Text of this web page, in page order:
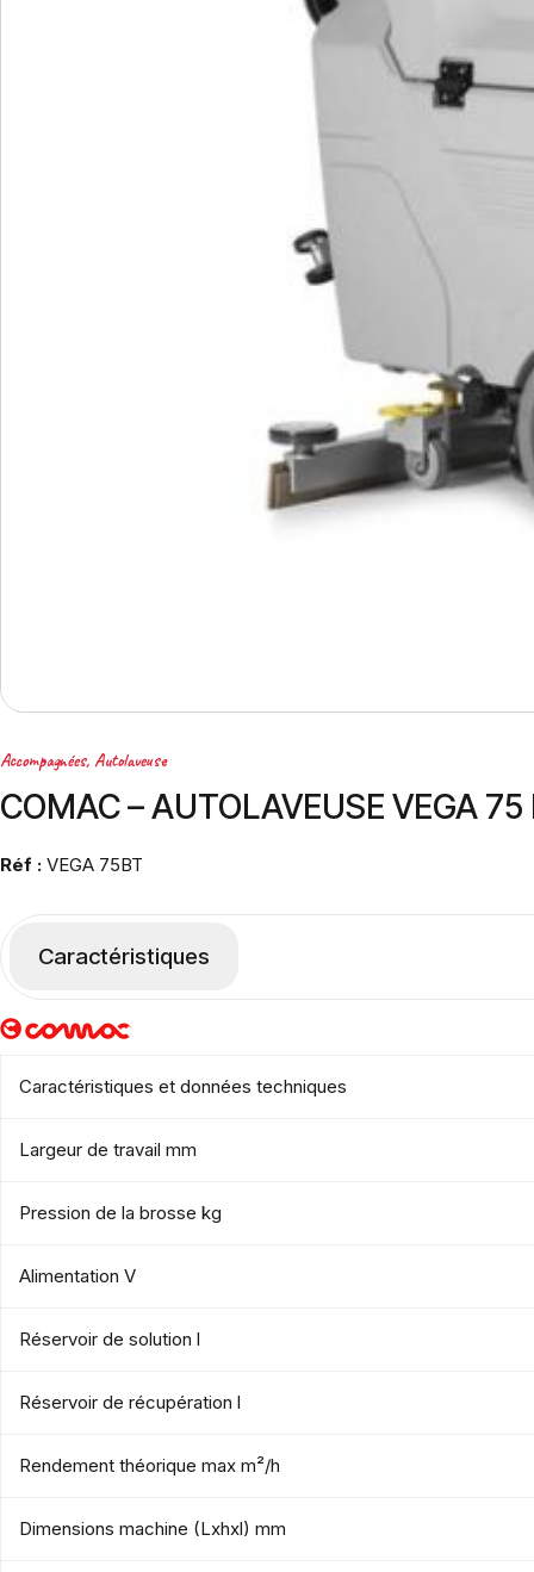
Accompagnées, Autolaveuse
COMAC – AUTOLAVEUSE VEGA 75
Réf : VEGA 75BT
Caractéristiques
Caractéristiques et données techniques
Largeur de travail mm
Pression de la brosse kg
Alimentation V
Réservoir de solution l
Réservoir de récupération l
Rendement théorique max m²/h
Dimensions machine (Lxhxl) mm